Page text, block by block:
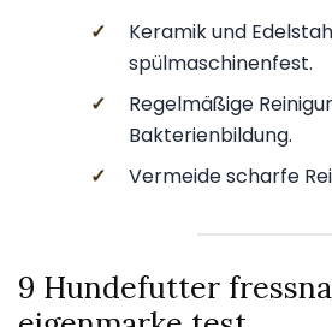
✓
Keramik und
spülmaschinenfest.
✓
Regelmäßige
Bakterienbildung.
✓
Vermeide scharfe
9 Hundefutter